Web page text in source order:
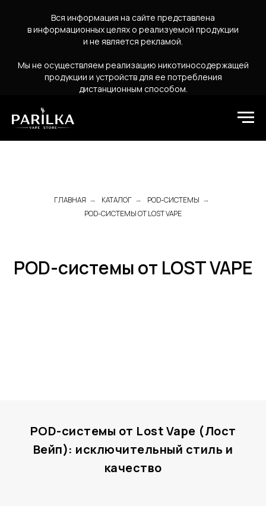
Вся информация на сайте представлена
в информационных целях о реализуемой продукции
и не является рекламой.
Мы не осуществляем реализацию никотиносодержащей
продукции и устройств для ее потребления
дистанционным способом.
ГЛАВНАЯ → КАТАЛОГ → POD-СИСТЕМЫ →
POD-СИСТЕМЫ ОТ LOST VAPE
POD-системы от LOST VAPE
POD-системы от Lost Vape (Лост
Вейп): исключительный стиль и
качество